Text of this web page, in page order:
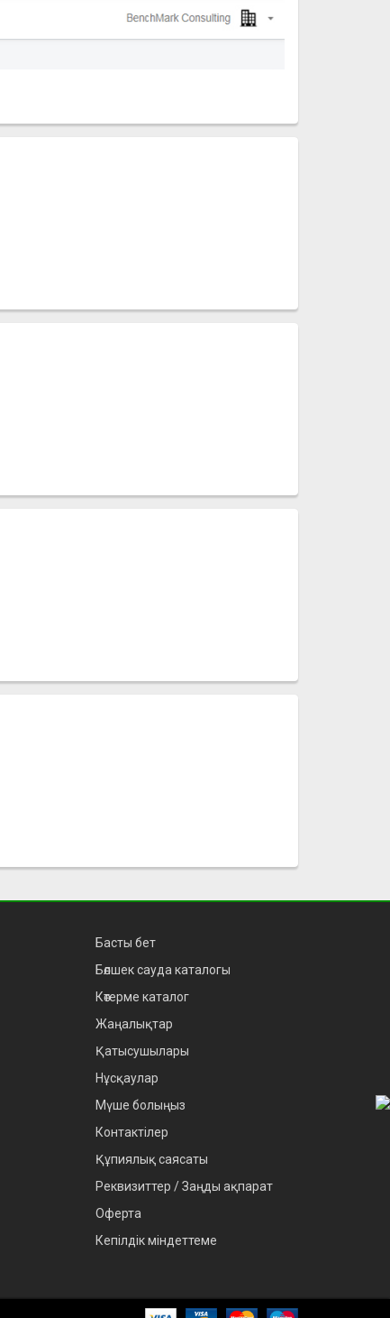
Басты бет
Бөлшек сауда каталогы
Көтерме каталог
Жаңалықтар
Қатысушылары
Нұсқаулар
Мүше болыңыз
Контактілер
Құпиялық саясаты
Реквизиттер / Заңды ақпарат
Оферта
Кепілдік міндеттеме